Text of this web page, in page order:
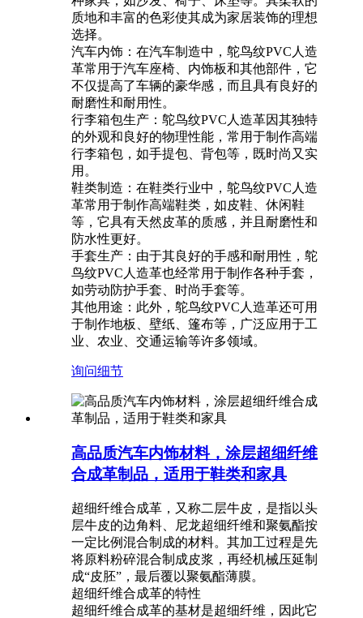
质地和丰富的色彩使其成为家居装饰的理想
选择。
汽车内饰：在汽车制造中，鸵鸟纹PVC人造
革常用于汽车座椅、内饰板和其他部件，它
不仅提高了车辆的豪华感，而且具有良好的
耐磨性和耐用性。
行李箱包生产：鸵鸟纹PVC人造革因其独特
的外观和良好的物理性能，常用于制作高端
行李箱包，如手提包、背包等，既时尚又实
用。
鞋类制造：在鞋类行业中，鸵鸟纹PVC人造
革常用于制作高端鞋类，如皮鞋、休闲鞋
等，它具有天然皮革的质感，并且耐磨性和
防水性更好。
手套生产：由于其良好的手感和耐用性，鸵
鸟纹PVC人造革也经常用于制作各种手套，
如劳动防护手套、时尚手套等。
其他用途：此外，鸵鸟纹PVC人造革还可用
于制作地板、壁纸、篷布等，广泛应用于工
业、农业、交通运输等许多领域。
询问细节
高品质汽车内饰材料，涂层超细纤维
合成革制品，适用于鞋类和家具
超细纤维合成革，又称二层牛皮，是指以头
层牛皮的边角料、尼龙超细纤维和聚氨酯按
一定比例混合制成的材料。其加工过程是先
将原料粉碎混合制成皮浆，再经机械压延制
成“皮胚”，最后覆以聚氨酯薄膜。
超细纤维合成革的特性
超细纤维合成革的基材是超细纤维，因此它